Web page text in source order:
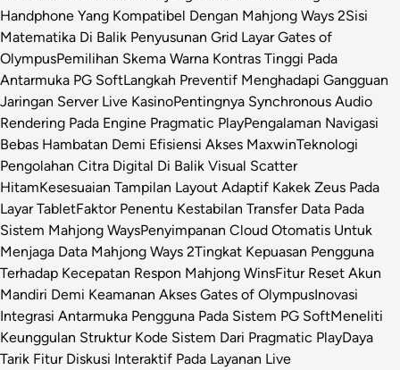
Handphone Yang Kompatibel Dengan Mahjong Ways 2Sisi
Matematika Di Balik Penyusunan Grid Layar Gates of
OlympusPemilihan Skema Warna Kontras Tinggi Pada
Antarmuka PG SoftLangkah Preventif Menghadapi Gangguan
Jaringan Server Live KasinoPentingnya Synchronous Audio
Rendering Pada Engine Pragmatic PlayPengalaman Navigasi
Bebas Hambatan Demi Efisiensi Akses MaxwinTeknologi
Pengolahan Citra Digital Di Balik Visual Scatter
HitamKesesuaian Tampilan Layout Adaptif Kakek Zeus Pada
Layar TabletFaktor Penentu Kestabilan Transfer Data Pada
Sistem Mahjong WaysPenyimpanan Cloud Otomatis Untuk
Menjaga Data Mahjong Ways 2Tingkat Kepuasan Pengguna
Terhadap Kecepatan Respon Mahjong WinsFitur Reset Akun
Mandiri Demi Keamanan Akses Gates of OlympusInovasi
Integrasi Antarmuka Pengguna Pada Sistem PG SoftMeneliti
Keunggulan Struktur Kode Sistem Dari Pragmatic PlayDaya
Tarik Fitur Diskusi Interaktif Pada Layanan Live